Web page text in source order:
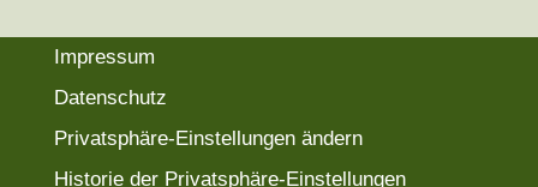
Impressum
Datenschutz
Privatsphäre-Einstellungen ändern
Historie der Privatsphäre-Einstellungen